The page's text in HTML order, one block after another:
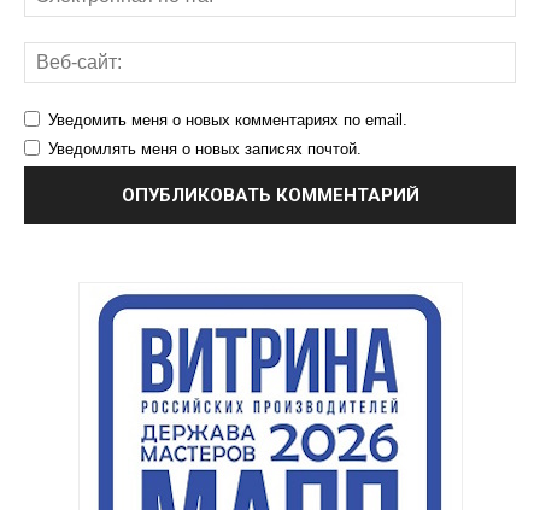
Уведомить меня о новых комментариях по email.
Уведомлять меня о новых записях почтой.